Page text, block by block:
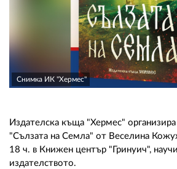
Снимка ИК "Хермес"
Издателска къща "Хермес"
"Сълзата на Семла" от Веселина
18 ч. в Книжен център "Гринуич",
издателството.
УСЛОВИЯ
ПОЛИТИКА